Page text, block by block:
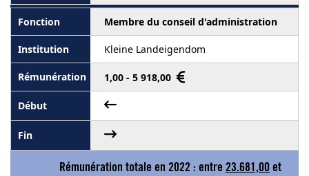
Membre du conseil d'administration
Kleine Landeigendom
1,00 - 5 918,00
Rémunération totale en 2022 : entre 23.681,00 et